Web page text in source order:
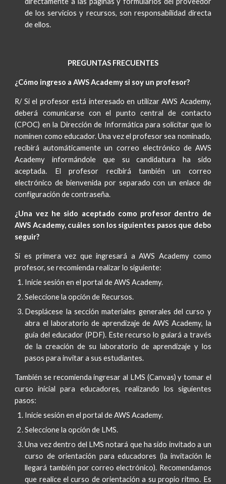
de los servicios y recursos, son responsabilidad directa
de ellos.
PREGUNTAS FRECUENTES
¿Cómo ingreso a AWS Academy si soy un profesor?
R/ Si el profesor está interesado en utilizar AWS Academy,
deberá comunicarse con el punto central de contacto
(CPOC) en la Dirección de Informática para solicitar que lo
nominen como educador. Una vez el profesor sea nominado,
recibirá automáticamente un correo electrónico de AWS
Academy informándole que su candidatura ha sido
aceptada. El profesor recibirá también un correo
electrónico de bienvenida por separado con un enlace de
configuración de contraseña.
¿Una vez he sido aceptado como profesor dentro de
AWS Academy, cuáles son los siguientes pasos que debo
seguir?
Si es primera vez que ingresará a AWS Academy como
profesor, se recomienda realizar lo siguiente:
Inicie sesión en el portal de AWS Academy.
Seleccione la opción de Recursos.
Desplácese la sección materiales generales del curso y
abra el laboratorio de aprendizaje de AWS Academy, la
guía del educador (PDF). Este recurso lo guiará a través
de la creación de su laboratorio de aprendizaje y los
pasos para invitar a sus estudiantes.
También se recomienda ingresar al LMS (Canvas) y tomar el
curso inicial para educadores, realizando los siguientes
pasos:
Inicie sesión en el portal de AWS Academy.
Seleccione la opción de LMS.
Una vez dentro del LMS notará que ha sido invitado a un
curso de orientación para educadores (la invitación le
llegará también por correo electrónico). Recomendamos
que realice el curso de orientación a su propio ritmo. Es